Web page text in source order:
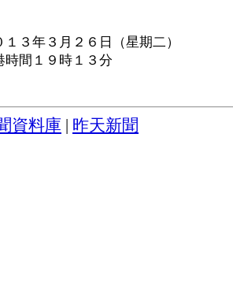
１３年３月２６日（星期二）
時間１９時１３分
資料庫 昨天新聞